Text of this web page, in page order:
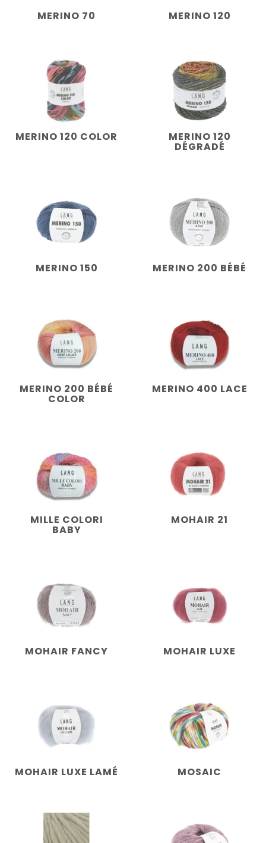
MERINO 70 MERINO 120
MERINO 120 COLOR MERINO 120
DÉGRADÉ
MERINO 150 MERINO 200 BÉBÉ
MERINO 200 BÉBÉ
COLOR
MERINO 400 LACE
MILLE COLORI
BABY
MOHAIR 21
MOHAIR FANCY MOHAIR LUXE
MOHAIR LUXE LAMÉ MOSAIC